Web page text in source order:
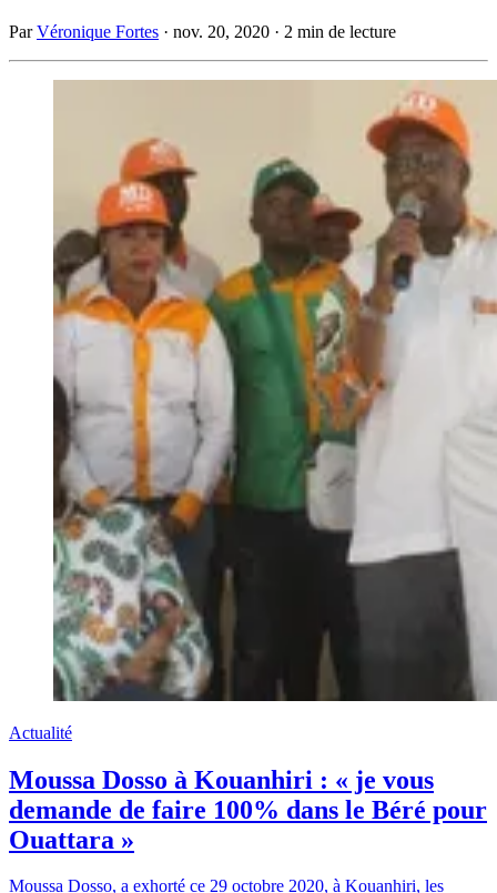
ParVéronique Fortes · nov. 20, 2020 · 2 min de lecture
Actualité
Moussa Dosso à Kouanhiri : « je vous
demande de faire 100% dans le Béré pour
Ouattara »
Moussa Dosso, a exhorté ce 29 octobre 2020, à Kouanhiri, les